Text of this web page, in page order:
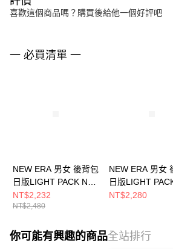
喜歡這個商品嗎？購買後給他一個好評吧
一 必買清單 一
NEW ERA 男女 後背包
日版LIGHT PACK NE
NE14201358
NT$2,232
NT$2,480
NEW ERA 男女
日版LIGHT PACK
NE11925071
NT$2,280
你可能有興趣的商品全站排行